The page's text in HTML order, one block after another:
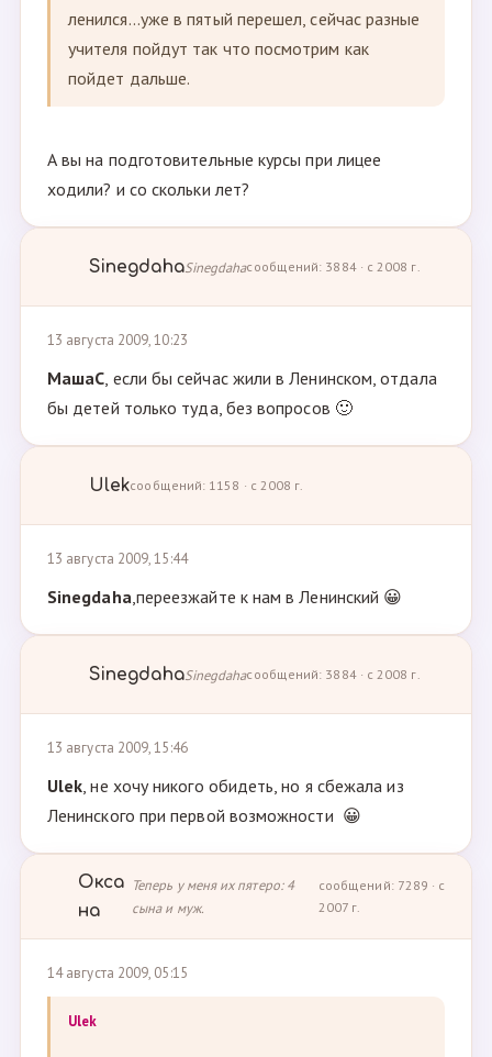
ленился...уже в пятый перешел, сейчас разные
учителя пойдут так что посмотрим как
пойдет дальше.
А вы на подготовительные курсы при лицее
ходили? и со скольки лет?
SinegdahaSinegdahaсообщений: 3884 · с 2008 г.
13 августа 2009, 10:23
МашаС, если бы сейчас жили в Ленинском, отдала
бы детей только туда, без вопросов 🙂
Ulekсообщений: 1158 · с 2008 г.
13 августа 2009, 15:44
Sinegdaha,переезжайте к нам в Ленинский 😀
SinegdahaSinegdahaсообщений: 3884 · с 2008 г.
13 августа 2009, 15:46
Ulek, не хочу никого обидеть, но я сбежала из
Ленинского при первой возможности 😀
Окса
на
Теперь у меня их пятеро: 4
сына и муж.
сообщений: 7289 · с
2007 г.
14 августа 2009, 05:15
Ulek